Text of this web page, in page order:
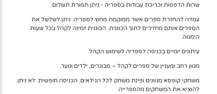
שרות הדפסות וכריכת עבודות בספריה - ניתן תמורת תשלום.
עמדה להחזרת ספרים אשר ממוקמת מחוץ לספריה. ניתן לשלשל את
הספרים אותם מחזירים לתוך הכוננית. הכוננית זמינה לקהל בכל שעות
היממה.
עיתונים יומיים בכניסה לספריה לשימוש הקהל.
מגוון רחב ומעניין של ספרים לקהל – מבוגרים, ילדים ונוער.
משחקי קופסא מגוונים ופינת משחק לכל הגילאים. הכניסה חופשית. לא ניתן
להוציא את המשחקים מהספרייה.